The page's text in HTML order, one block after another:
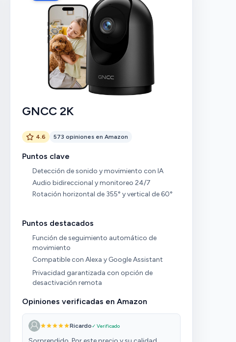
GNCC 2K
4.6 573 opiniones en Amazon
Puntos clave
Detección de sonido y movimiento con IA
Audio bidireccional y monitoreo 24/7
Rotación horizontal de 355° y vertical de 60°
Puntos destacados
Función de seguimiento automático de
movimiento
Compatible con Alexa y Google Assistant
Privacidad garantizada con opción de
desactivación remota
Opiniones verificadas en Amazon
Ricardo✓ Verificado